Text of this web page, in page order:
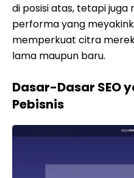
di posisi atas, tetapi
performa yang
memperkuat citra
lama maupun baru.
Dasar-Dasar SEO
Pebisnis